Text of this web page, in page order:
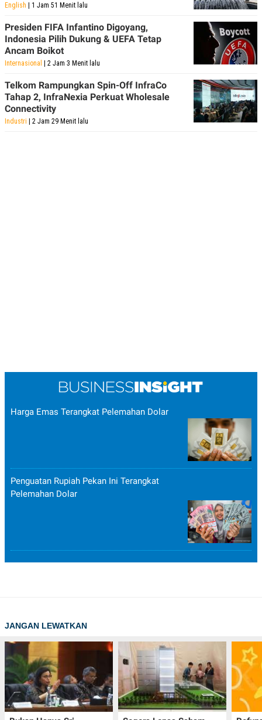
English | 1 Jam 51 Menit lalu
Presiden FIFA Infantino Digoyang,
Indonesia Pilih Dukung & UEFA Tetap
Ancam Boikot
Internasional | 2 Jam 3 Menit lalu
Telkom Rampungkan Spin-Off InfraCo
Tahap 2, InfraNexia Perkuat Wholesale
Connectivity
Industri | 2 Jam 29 Menit lalu
Harga Emas Terangkat Pelemahan Dolar
Penguatan Rupiah Pekan Ini Terangkat
Pelemahan Dolar
JANGAN LEWATKAN